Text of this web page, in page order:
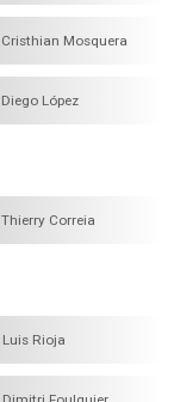
Cristhian Mosquera
Diego López
Thierry Correia
Luis Rioja